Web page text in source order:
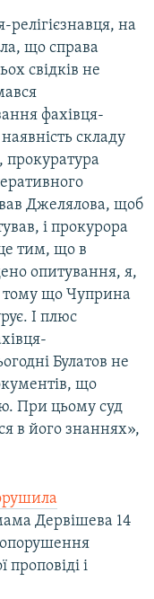
релігієзнавця, на
що справа
свідків не
фахівця-
складу
прокуратура
Джелялова, щоб
і прокурора
тим, що в
опитування, я,
тому що Чуприна
І плюс
Булатов не
що
При цьому суд
в його знаннях»,
Дервішева 14
і